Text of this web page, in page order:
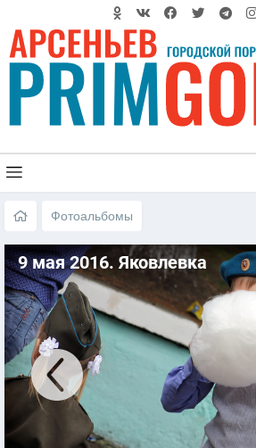
Фотоальбомы
9 мая 2016. Яковлевка